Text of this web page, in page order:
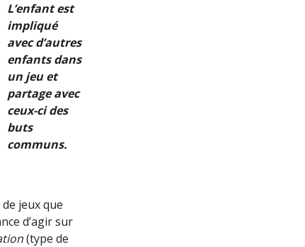
L’enfant est
impliqué
avec d’autres
enfants dans
un jeu et
partage avec
ceux-ci des
buts
communs.
jeux que
d’agir sur
(type de